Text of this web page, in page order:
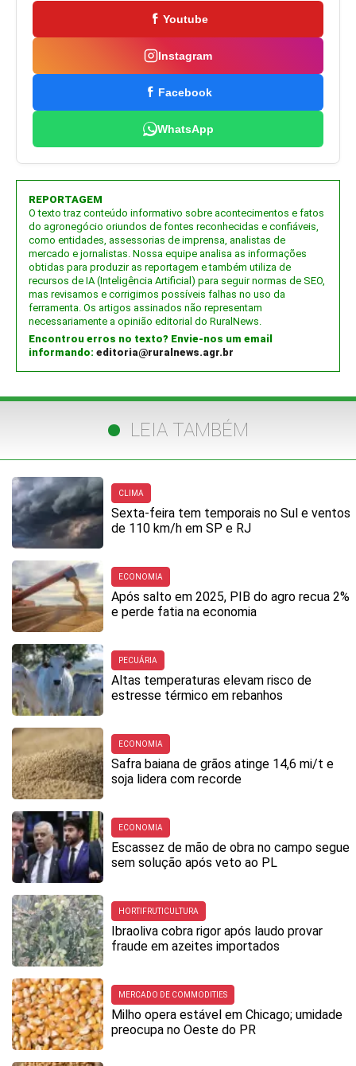
Youtube
Instagram
Facebook
WhatsApp
REPORTAGEM
O texto traz conteúdo informativo sobre acontecimentos e fatos
do agronegócio oriundos de fontes reconhecidas e confiáveis,
como entidades, assessorias de imprensa, analistas de
mercado e jornalistas. Nossa equipe analisa as informações
obtidas para produzir as reportagem e também utiliza de
recursos de IA (Inteligência Artificial) para seguir normas de SEO,
mas revisamos e corrigimos possíveis falhas no uso da
ferramenta. Os artigos assinados não representam
necessariamente a opinião editorial do RuralNews.
Encontrou erros no texto? Envie-nos um email
informando: editoria@ruralnews.agr.br
LEIA TAMBÉM
CLIMA
Sexta-feira tem temporais no Sul e ventos
de 110 km/h em SP e RJ
ECONOMIA
Após salto em 2025, PIB do agro recua 2%
e perde fatia na economia
PECUÁRIA
Altas temperaturas elevam risco de
estresse térmico em rebanhos
ECONOMIA
Safra baiana de grãos atinge 14,6 mi/t e
soja lidera com recorde
ECONOMIA
Escassez de mão de obra no campo segue
sem solução após veto ao PL
HORTIFRUTICULTURA
Ibraoliva cobra rigor após laudo provar
fraude em azeites importados
MERCADO DE COMMODITIES
Milho opera estável em Chicago; umidade
preocupa no Oeste do PR